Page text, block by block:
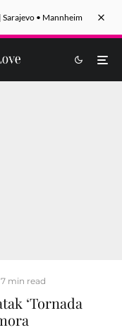
• Mannheim
7 min read
‘Tornada